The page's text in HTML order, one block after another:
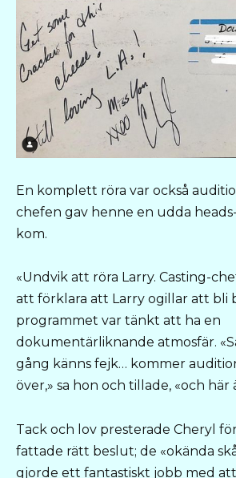
En komplett röra var också
chefen gav henne en udda
kom.
«Undvik att röra Larry. Casting-
att förklara att Larry ogillar att bli
programmet var tänkt att ha en
dokumentärliknande atmosfär.
gång känns fejk… kommer
över,» sa hon och tillade, «och här
Tack och lov presterade Cheryl
fattade rätt beslut; de «okända
gjorde ett fantastiskt jobb med